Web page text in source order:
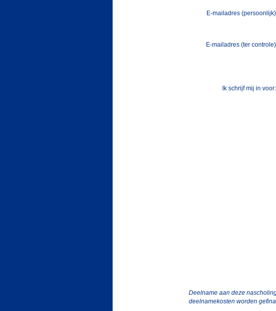
E-mailadres (persoonlijk)
E-mailadres (ter controle)
Ik schrijf mij in voor:
Deelname aan deze
deelnamekosten worden